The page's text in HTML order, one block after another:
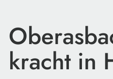
kracht in